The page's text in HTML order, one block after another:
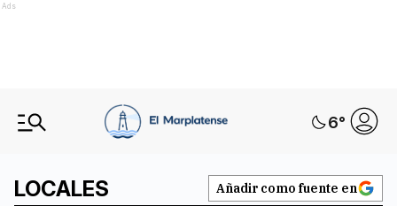
Ads
6°
LOCALES Añadir como fuente en